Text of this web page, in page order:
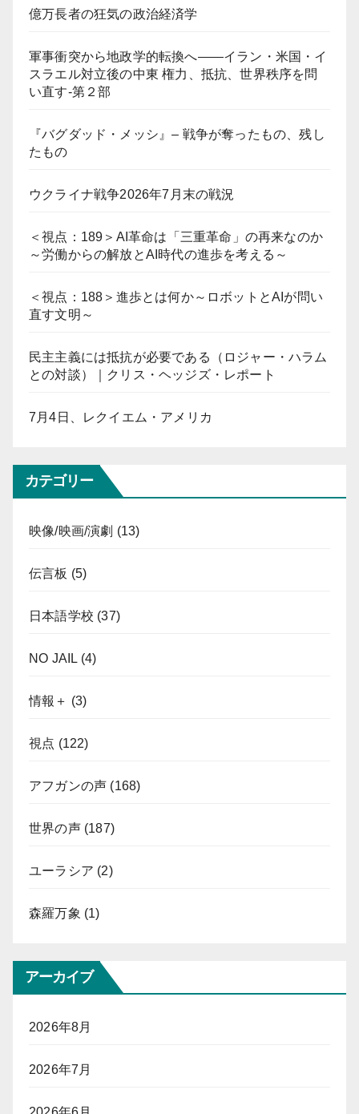
億万長者の狂気の政治経済学
軍事衝突から地政学的転換へ――イラン・米国・イ
スラエル対立後の中東 権力、抵抗、世界秩序を問
い直す-第２部
『バグダッド・メッシ』– 戦争が奪ったもの、残し
たもの
ウクライナ戦争2026年7月末の戦況
＜視点：189＞AI革命は「三重革命」の再来なのか
～労働からの解放とAI時代の進歩を考える～
＜視点：188＞進歩とは何か～ロボットとAIが問い
直す文明～
民主主義には抵抗が必要である（ロジャー・ハラム
との対談）｜クリス・ヘッジズ・レポート
7月4日、レクイエム・アメリカ
カテゴリー
映像/映画/演劇 (13)
伝言板 (5)
日本語学校 (37)
NO JAIL (4)
情報＋ (3)
視点 (122)
アフガンの声 (168)
世界の声(187)
ユーラシア (2)
森羅万象 (1)
アーカイブ
2026年8月
2026年7月